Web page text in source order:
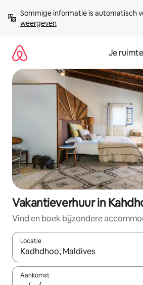
direct
naar
Sommige informatie is automatisch
weergeven
Je
Vakantieverhuur in
Vind en boek bijzondere
Locatie
Wanneer er suggesties beschikbaar
Aankomst